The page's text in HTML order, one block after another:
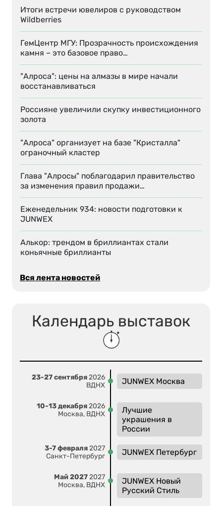
Итоги встречи ювелиров с руководством
Wildberries
ГемЦентр МГУ: Прозрачность происхождения
камня – это базовое право…
"Алроса": цены на алмазы в мире начали
восстанавливаться
Россияне увеличили скупку инвестиционного
золота
"Алроса" организует на базе "Кристалла"
ограночный кластер
Глава "Алросы" поблагодарил правительство
за изменения правил продажи…
Еженедельник 934: новости подготовки к
JUNWEX
Алькор: трендом в бриллиантах стали
коньячные бриллианты
Вся лента новостей
Календарь выставок
23-27 сентября2026
ВДНХ
JUNWEX Москва
10-13 декабря2026
Москва, ВДНХ
Лучшие
украшения в
России
3-7 февраля2027
Санкт-Петербург
JUNWEX Петербург
Май 20272027
Москва, ВДНХ
JUNWEX Новый
Русский Стиль